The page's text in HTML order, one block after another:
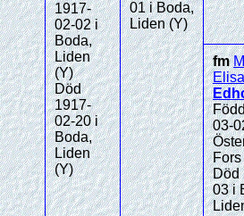
1917-
02-02 i
Boda,
Liden
(Y)
Död
1917-
02-20 i
Boda,
Liden
(Y)
01 i Boda,
Liden (Y)
fm
03-
Fors
Död
03 i